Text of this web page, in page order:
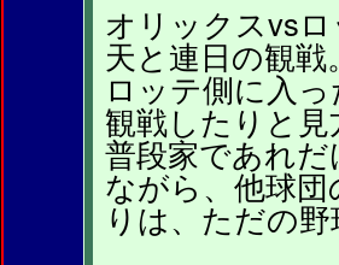
オリックスvs
天と連日の観戦
ロッテ側に入
観戦したりと
普段家であれ
ながら、他球
りは、ただの